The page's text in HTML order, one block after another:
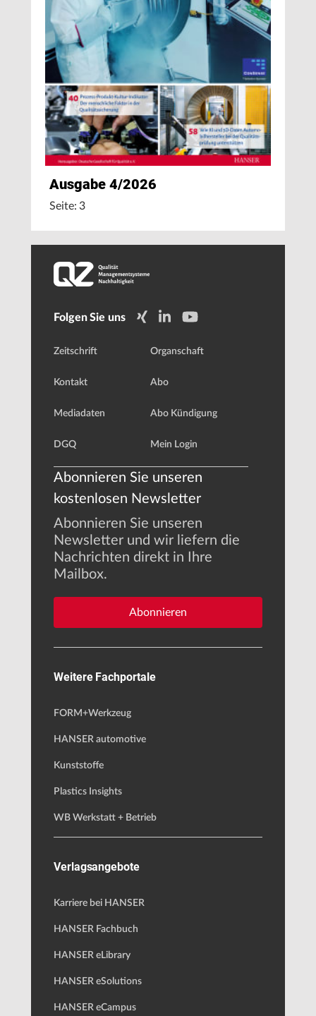
Ausgabe 4/2026
Seite: 3
Folgen Sie uns
Zeitschrift
Kontakt
Mediadaten
DGQ
Organschaft
Abo
Abo Kündigung
Mein Login
Abonnieren Sie unseren
kostenlosen Newsletter
Abonnieren Sie unseren
Newsletter und wir liefern die
Nachrichten direkt in Ihre
Mailbox.
Abonnieren
Weitere Fachportale
FORM+Werkzeug
HANSER automotive
Kunststoffe
Plastics Insights
WB Werkstatt + Betrieb
Verlagsangebote
Karriere bei HANSER
HANSER Fachbuch
HANSER eLibrary
HANSER eSolutions
HANSER eCampus